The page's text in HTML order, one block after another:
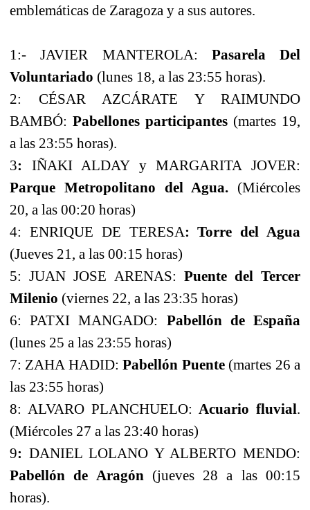
emblemáticas de Zaragoza y a sus autores.
1:- JAVIER MANTEROLA: Pasarela Del
Voluntariado (lunes 18, a las 23:55 horas).
2: CÉSAR AZCÁRATE Y RAIMUNDO
BAMBÓ: Pabellones participantes (martes 19,
a las 23:55 horas).
3: IÑAKI ALDAY y MARGARITA JOVER:
Parque Metropolitano del Agua. (Miércoles
20, a las 00:20 horas)
4: ENRIQUE DE TERESA: Torre del Agua
(Jueves 21, a las 00:15 horas)
5: JUAN JOSE ARENAS: Puente del Tercer
Milenio (viernes 22, a las 23:35 horas)
6: PATXI MANGADO: Pabellón de España
(lunes 25 a las 23:55 horas)
7: ZAHA HADID:Pabellón Puente(martes 26 a
las 23:55 horas)
8: ALVARO PLANCHUELO: Acuario fluvial.
(Miércoles 27 a las 23:40 horas)
9: DANIEL LOLANO Y ALBERTO MENDO:
Pabellón de Aragón (jueves 28 a las 00:15
horas).